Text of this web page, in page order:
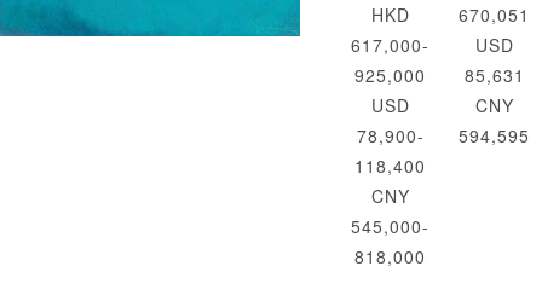
HKD
617,000-
925,000
USD
78,900-
118,400
CNY
545,000-
818,000
670,051
USD
85,631
CNY
594,595